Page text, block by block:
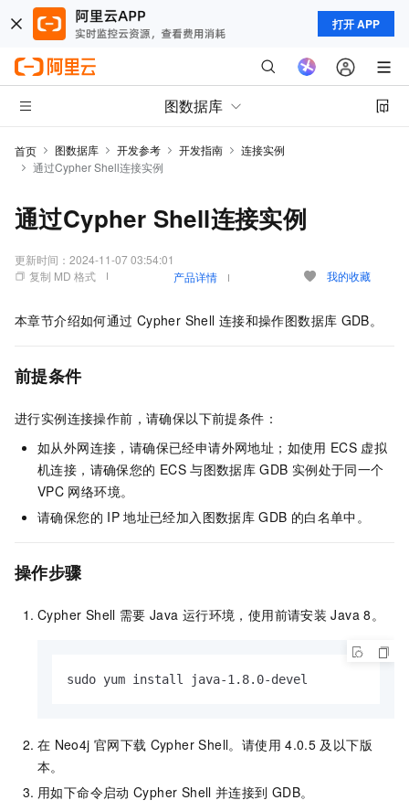
打开 APP
图数据库
首页 图数据库 开发参考 开发指南
连接实例
通过Cypher Shell连接实例
通过Cypher Shell连接实例
更新时间： 2024-11-07 03:54:01
复制 MD 格式
产品详情 我的收藏
本章节介绍如何通过 Cypher Shell 连接和操作图数据库 GDB。
前提条件
进行实例连接操作前，请确保以下前提条件：
如从外网连接，请确保已经申请外网地址；如使用 ECS 虚拟
机连接，请确保您的 ECS 与图数据库 GDB 实例处于同一个
VPC 网络环境。
请确保您的 IP 地址已经加入图数据库 GDB 的白名单中。
操作步骤
Cypher Shell 需要 Java 运行环境，使用前请安装 Java 8。
sudo yum install java-1.8.0-devel
在 Neo4j 官网下载 Cypher Shell。请使用 4.0.5 及以下版
本。
用如下命令启动 Cypher Shell 并连接到 GDB。